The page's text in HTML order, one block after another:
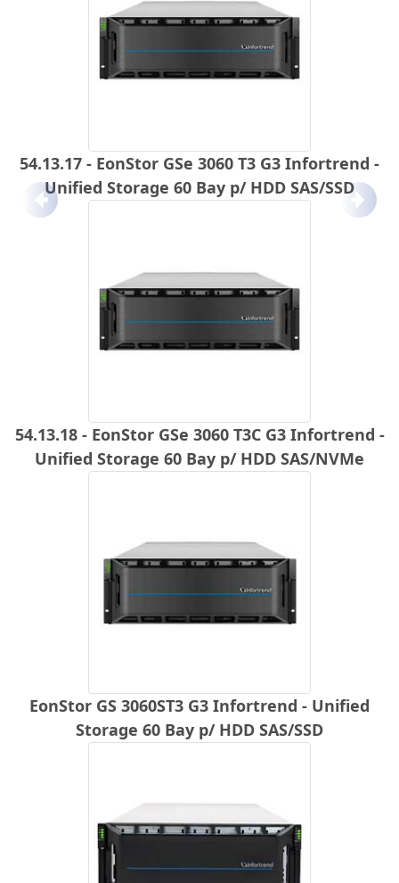
54.13.17 - EonStor GSe 3060 T3 G3 Infortrend -
Unified Storage 60 Bay p/ HDD SAS/SSD
54.13.18 - EonStor GSe 3060 T3C G3 Infortrend -
Unified Storage 60 Bay p/ HDD SAS/NVMe
EonStor GS 3060ST3 G3 Infortrend - Unified
Storage 60 Bay p/ HDD SAS/SSD
Anterior